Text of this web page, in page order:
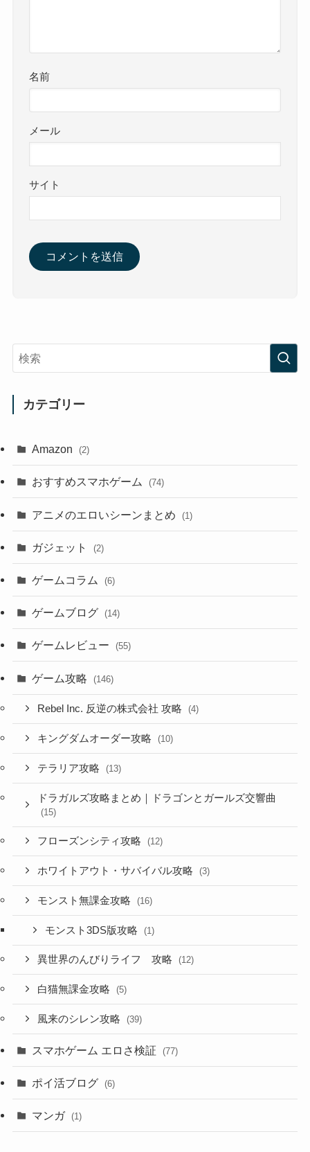
名前
メール
サイト
カテゴリー
Amazon (2)
おすすめスマホゲーム (74)
アニメのエロいシーンまとめ (1)
ガジェット (2)
ゲームコラム (6)
ゲームブログ (14)
ゲームレビュー (55)
ゲーム攻略 (146)
Rebel Inc. 反逆の株式会社 攻略 (4)
キングダムオーダー攻略 (10)
テラリア攻略 (13)
ドラガルズ攻略まとめ｜ドラゴンとガールズ交響曲
(15)
フローズンシティ攻略 (12)
ホワイトアウト・サバイバル攻略 (3)
モンスト無課金攻略 (16)
モンスト3DS版攻略 (1)
異世界のんびりライフ 攻略 (12)
白猫無課金攻略 (5)
風来のシレン攻略 (39)
スマホゲーム エロさ検証 (77)
ポイ活ブログ (6)
マンガ (1)